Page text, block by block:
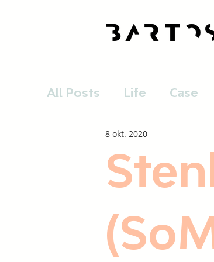
All Posts Life Case
8 okt. 2020